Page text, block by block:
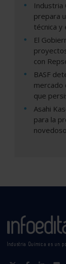
Industria
prepara
técnica y
El
con
BASF
mercado
que
Asahi
para la
Industria Química es un